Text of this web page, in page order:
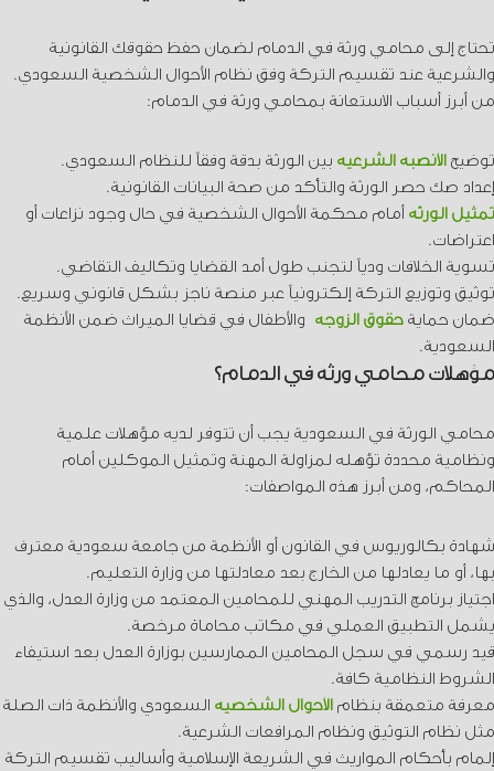
تحتاج إلى محامي ورثة في الدمام لضمان حفظ حقوقك القانونية
والشرعية عند تقسيم التركة وفق نظام الأحوال الشخصية السعودي.
من أبرز أسباب الاستعانة بمحامي ورثة في الدمام:
توضيح الأنصبة الشرعية بين الورثة بدقة وفقاً للنظام السعودي.
إعداد صك حصر الورثة والتأكد من صحة البيانات القانونية.
تمثيل الورثة أمام محكمة الأحوال الشخصية في حال وجود نزاعات أو
اعتراضات.
تسوية الخلافات ودياً لتجنب طول أمد القضايا وتكاليف التقاضي.
توثيق وتوزيع التركة إلكترونياً عبر منصة ناجز بشكل قانوني وسريع.
ضمان حمايةحقوق الزوجة والأطفال في قضايا الميراث ضمن الأنظمة
السعودية.
مؤهلات محامي ورثة في الدمام؟
محامي الورثة في السعودية يجب أن تتوفر لديه مؤهلات علمية
ونظامية محددة تؤهله لمزاولة المهنة وتمثيل الموكلين أمام
المحاكم، ومن أبرز هذه المواصفات:
شهادة بكالوريوس في القانون أو الأنظمة من جامعة سعودية معترف
بها، أو ما يعادلها من الخارج بعد معادلتها من وزارة التعليم.
اجتياز برنامج التدريب المهني للمحامين المعتمد من وزارة العدل، والذي
يشمل التطبيق العملي في مكاتب محاماة مرخصة.
قيد رسمي في سجل المحامين الممارسين بوزارة العدل بعد استيفاء
الشروط النظامية كافة.
معرفة متعمقة بنظام الأحوال الشخصية السعودي والأنظمة ذات الصلة
مثل نظام التوثيق ونظام المرافعات الشرعية.
إلمام بأحكام المواريث في الشريعة الإسلامية وأساليب تقسيم التركة